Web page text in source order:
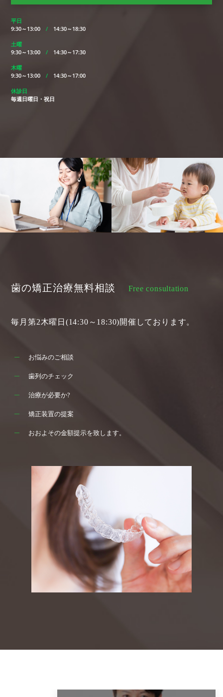
平日
9:30～13:00/ 14:30～18:30
土曜
9:30～13:00/ 14:30～17:30
木曜
9:30～13:00/ 14:30～17:00
休診日
毎週日曜日・祝日
歯の矯正治療無料相談 Free consultation
毎月第2木曜日(14:30～18:30)開催しております。
お悩みのご相談
歯列のチェック
治療が必要か?
矯正装置の提案
おおよその金額提示を致します。